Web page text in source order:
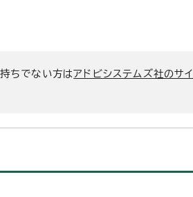
ちでない方はアドビシステムズ社のサイ